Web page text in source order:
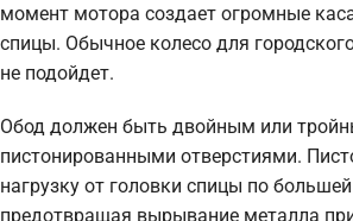
момент мотора создает огромные
спицы. Обычное колесо для
не подойдет.
Обод должен быть двойным или
пистонированными отверстиями.
нагрузку от головки спицы по
предотвращая вырывание металла